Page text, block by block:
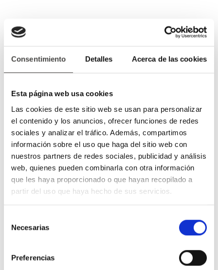
Consentimiento Detalles Acerca de las cookies
Esta página web usa cookies
Las cookies de este sitio web se usan para personalizar
el contenido y los anuncios, ofrecer funciones de redes
sociales y analizar el tráfico. Además, compartimos
información sobre el uso que haga del sitio web con
nuestros partners de redes sociales, publicidad y análisis
web, quienes pueden combinarla con otra información
que les haya proporcionado o que hayan recopilado a
partir del uso que haya hecho de sus servicios.
Necesarias
Preferencias